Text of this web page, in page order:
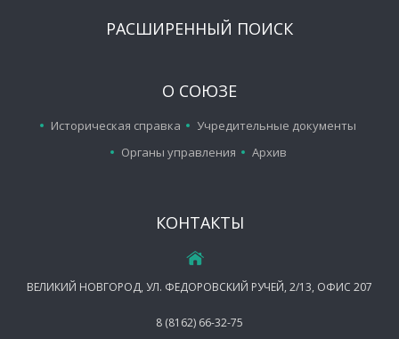
РАСШИРЕННЫЙ ПОИСК
О СОЮЗЕ
Историческая справка
Учредительные документы
Органы управления
Архив
КОНТАКТЫ
ВЕЛИКИЙ НОВГОРОД, УЛ. ФЕДОРОВСКИЙ РУЧЕЙ, 2/13, ОФИС 207
8 (8162) 66-32-75